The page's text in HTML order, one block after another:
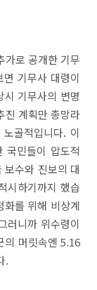
가로 공개한 기무
기무사 대령이
기무사의 변명
진 계획만 총망라
골적입니다. 이
국민들이 압도적
수와 진보의 대
시하기까지 했습
화를 위해 비상계
러니까 위수령이
의 머릿속엔 5.16
.